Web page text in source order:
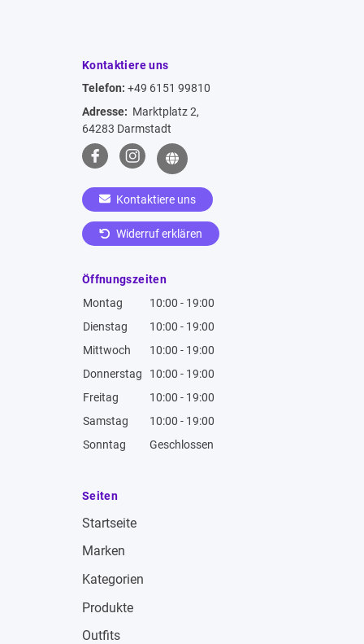
Kontaktiere uns
Telefon: +49 6151 99810
Adresse: Marktplatz 2,
64283 Darmstadt
Kontaktiere uns
Widerruf erklären
Öffnungszeiten
Montag
10:00 - 19:00
Dienstag
10:00 - 19:00
Mittwoch
10:00 - 19:00
Donnerstag
10:00 - 19:00
Freitag
10:00 - 19:00
Samstag
10:00 - 19:00
Sonntag
Geschlossen
Seiten
Startseite
Marken
Kategorien
Produkte
Outfits